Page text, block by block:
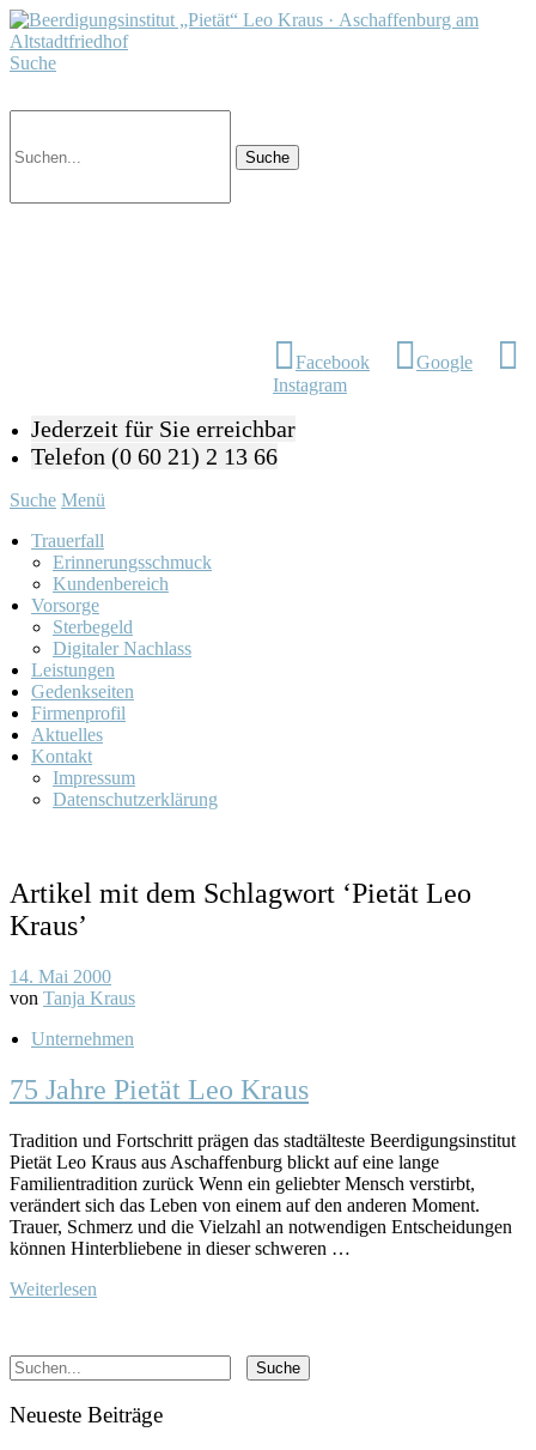
Suche
Facebook
Google
Instagram
Jederzeit für Sie erreichbar
Telefon (0 60 21) 2 13 66
Suche Menü
Trauerfall
Erinnerungsschmuck
Kundenbereich
Vorsorge
Sterbegeld
Digitaler Nachlass
Leistungen
Gedenkseiten
Firmenprofil
Aktuelles
Kontakt
Impressum
Datenschutzerklärung
Artikel mit dem Schlagwort ‘Pietät Leo
Kraus’
14. Mai 2000
von Tanja Kraus
Unternehmen
75 Jahre Pietät Leo Kraus
Tradition und Fortschritt prägen das stadtälteste Beerdigungsinstitut
Pietät Leo Kraus aus Aschaffenburg blickt auf eine lange
Familientradition zurück Wenn ein geliebter Mensch verstirbt,
verändert sich das Leben von einem auf den anderen Moment.
Trauer, Schmerz und die Vielzahl an notwendigen Entscheidungen
können Hinterbliebene in dieser schweren …
Weiterlesen
Neueste Beiträge